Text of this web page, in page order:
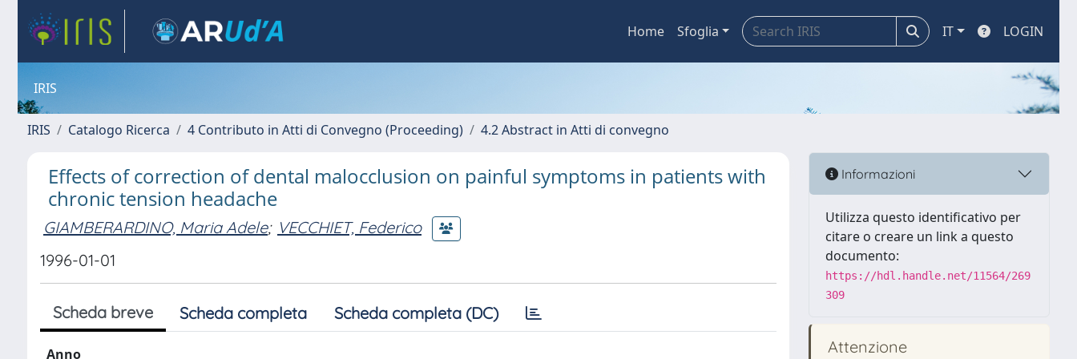
Home Sfoglia IT LOGIN
IRIS
IRIS Catalogo Ricerca 4 Contributo in Atti di Convegno (Proceeding) 4.2 Abstract in Atti di convegno
Effects of correction of dental malocclusion on painful symptoms in patients with
chronic tension headache
GIAMBERARDINO, Maria Adele; VECCHIET, Federico
1996-01-01
Scheda breve Scheda completa Scheda completa (DC)
Anno
Informazioni
Utilizza questo identificativo per
citare o creare un link a questo
documento:
https://hdl.handle.net/11564/269
309
Attenzione